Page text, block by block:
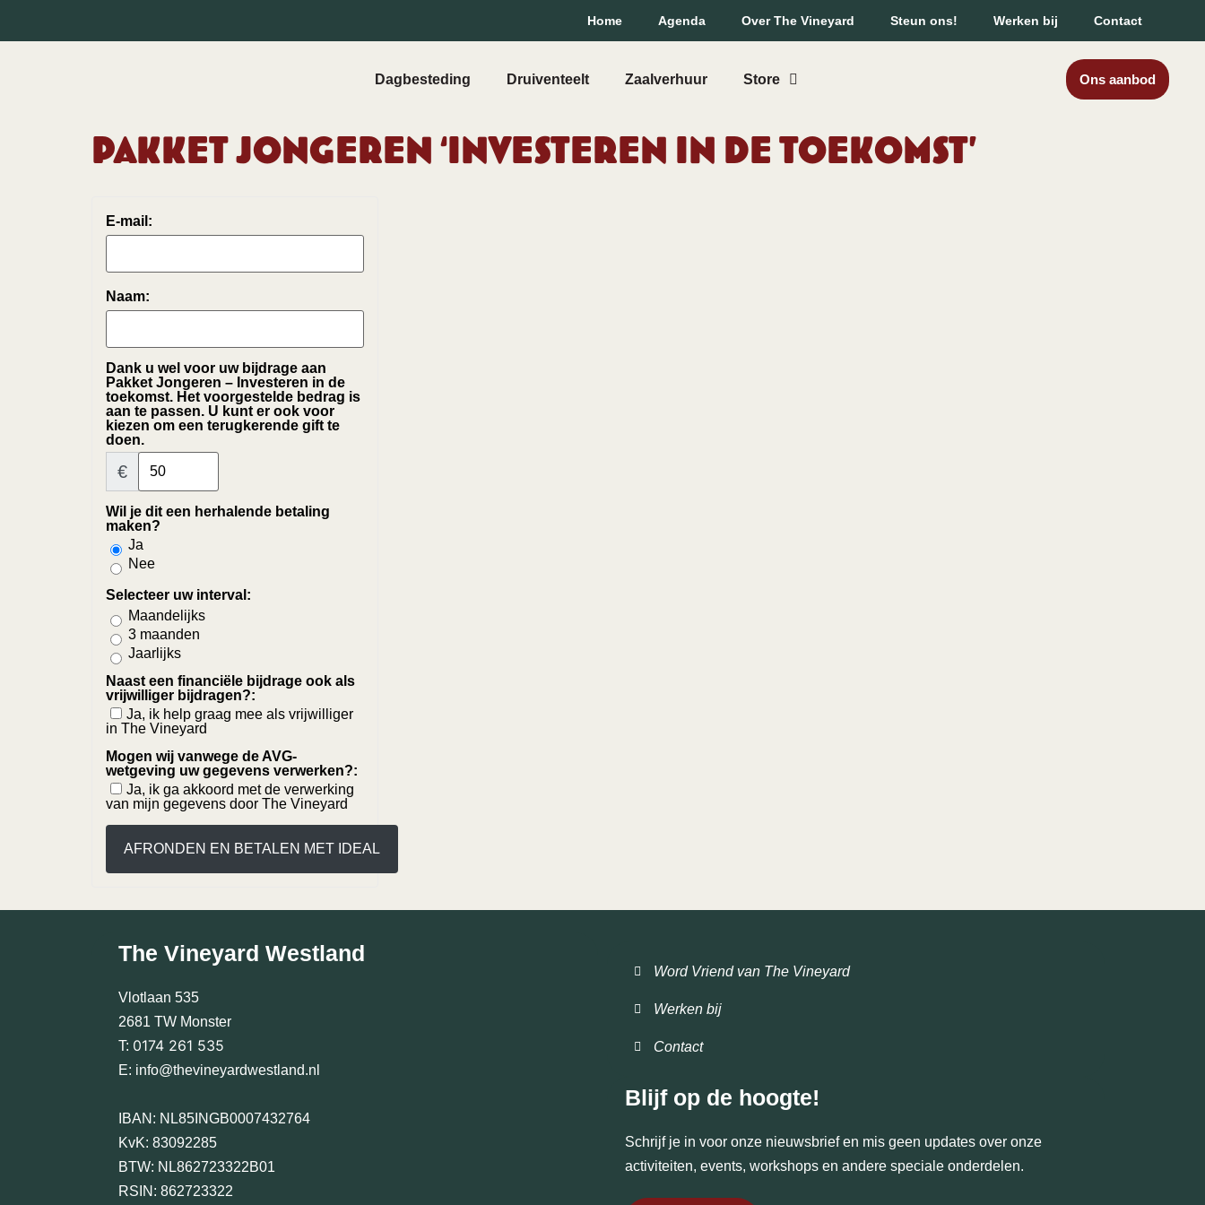
Home Agenda Over The Vineyard Steun ons! Werken bij Contact
Dagbesteding Druiventeelt Zaalverhuur Store Ons aanbod
Pakket Jongeren ‘Investeren in de toekomst’
E-mail:
Naam:
Dank u wel voor uw bijdrage aan
Pakket Jongeren – Investeren in de
toekomst. Het voorgestelde bedrag is
aan te passen. U kunt er ook voor
kiezen om een terugkerende gift te
doen.
€
Wil je dit een herhalende betaling
maken?
Ja
Nee
Selecteer uw interval:
Maandelijks
3 maanden
Jaarlijks
Naast een financiële bijdrage ook als
vrijwilliger bijdragen?:
Ja, ik help graag mee als vrijwilliger
in The Vineyard
Mogen wij vanwege de AVG-
wetgeving uw gegevens verwerken?:
Ja, ik ga akkoord met de verwerking
van mijn gegevens door The Vineyard
AFRONDEN EN BETALEN MET IDEAL
The Vineyard Westland
Vlotlaan 535
2681 TW Monster
T: 0174 261 535
E: info@thevineyardwestland.nl
IBAN: NL85INGB0007432764
KvK: 83092285
BTW: NL862723322B01
RSIN: 862723322
Word Vriend van The Vineyard
Werken bij
Contact
Blijf op de hoogte!
Schrijf je in voor onze nieuwsbrief en mis geen updates over onze
activiteiten, events, workshops en andere speciale onderdelen.